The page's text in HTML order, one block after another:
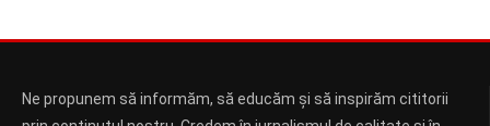
Ne propunem să informăm, să educăm și să inspirăm cititorii